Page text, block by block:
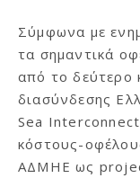
Σύμφωνα με
τα σημαντικά
από το δεύτερο
διασύνδεσης
Sea
κόστους-
ΑΔΜΗΕ ως